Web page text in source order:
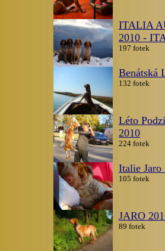
ITALIA
2010 -
197 fotek
Benátská
132 fotek
Léto
2010
224 fotek
Italie Jaro
105 fotek
JARO
89 fotek